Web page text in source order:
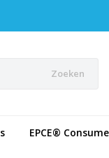
Zoeken
EPCE®